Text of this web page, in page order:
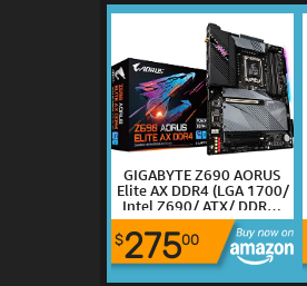
GIGABYTE Z690 AORUS
Elite AX DDR4 (LGA 1700/
Intel Z690/ ATX/ DDR4/
Quad M.2/ PCIe 5.0/ USB
3.2 Gen2X2 Type-C/WiFi
6/2.5GbE LAN/Gaming
Motherboard)
$27500